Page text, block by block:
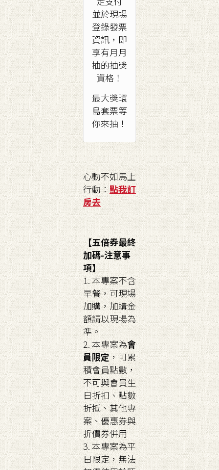
並於現場
登錄發票
資訊，即
享有月月
抽的抽獎
資格！
最大獎環
島套票等
你來抽！
心動不如馬上
行動：點我訂
房去
【五倍券最終
加碼-注意事
項】
1. 本專案不含
早餐，可現場
加購，加購金
額請以現場為
準。
2. 本專案為會
員限定，可累
積會員點數，
不可與會員生
日折扣、點數
折抵、其他專
案、優惠券與
折價券併用
3. 本專案為平
日限定，無法